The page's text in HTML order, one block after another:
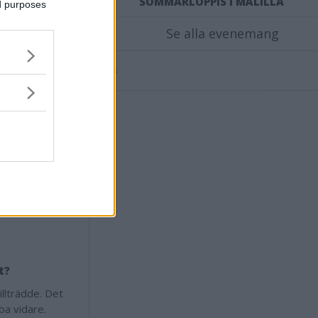
purposes
Vi
är
får
att
Det
vidare.
Se alla evenemang
Annons: